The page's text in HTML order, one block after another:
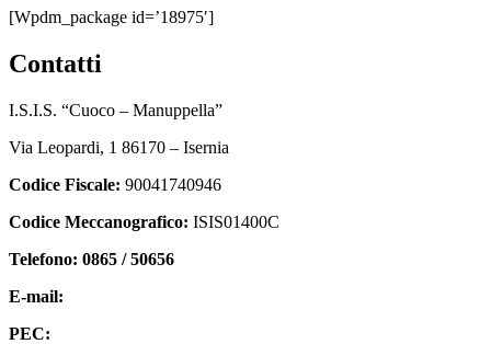
[wpdm_package id=’18975′]
contatti
I.S.I.S. “Cuoco – Manuppella”
Via Leopardi, 1 86170 – Isernia
Codice Fiscale: 90041740946
Codice Meccanografico: ISIS01400C
Telefono: 0865 / 50656
E-mail:
PEC: